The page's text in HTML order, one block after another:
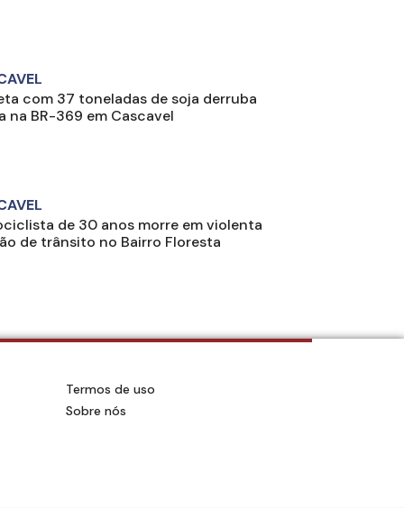
com 37 toneladas de soja derruba
na BR-369 em Cascavel
de 30 anos morre em violenta
de trânsito no Bairro Floresta
Termos de uso
Sobre nós